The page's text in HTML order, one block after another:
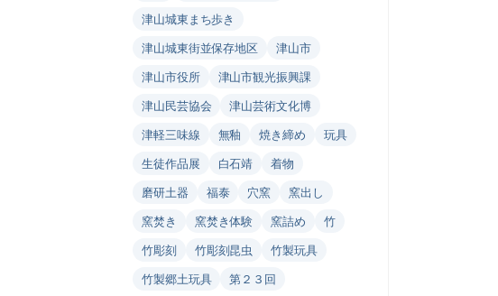
津山城東まち歩き
津山城東街並保存地区
津山市
津山市役所
津山市観光振興課
津山民芸協会
津山芸術文化博
津軽三味線
無釉 焼き締め
玩具
生徒作品展
白石靖
着物
磨研土器
福泰 穴窯
窯出し
窯焚き
窯焚き体験 窯詰め
竹
竹彫刻
竹彫刻昆虫
竹製玩具
竹製郷土玩具
第２３回